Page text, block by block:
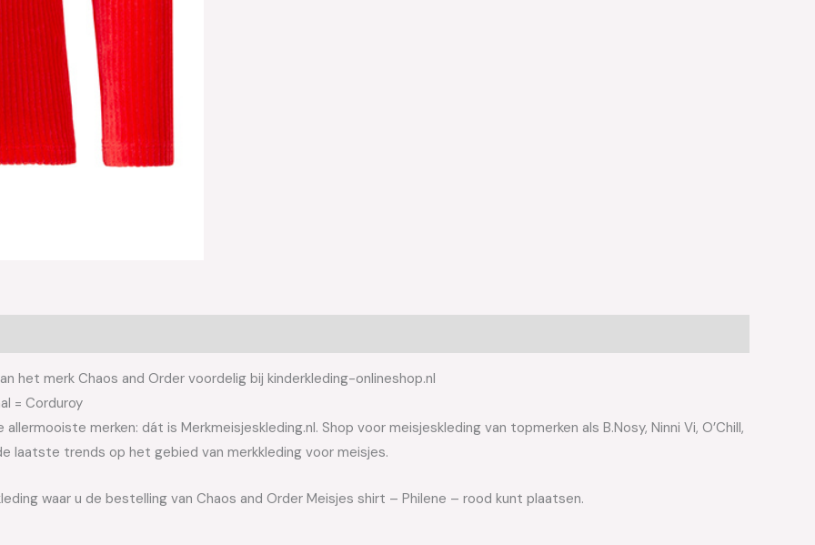
het merk Chaos and Order voordelig bij kinderkleding-onlineshop.nl
= Corduroy
merken: dát is Merkmeisjeskleding.nl. Shop voor meisjeskleding van topmerken als B.Nosy, Ninni Vi, O’Chill,
laatste trends op het gebied van merkkleding voor meisjes.
waar u de bestelling van Chaos and Order Meisjes shirt – Philene – rood kunt plaatsen.